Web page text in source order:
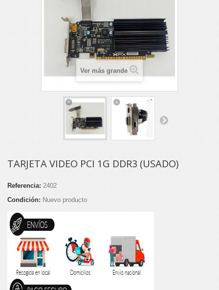
Ver más grande
TARJETA VIDEO PCI 1G DDR3 (USADO)
Referencia: 2402
Condición: Nuevo producto